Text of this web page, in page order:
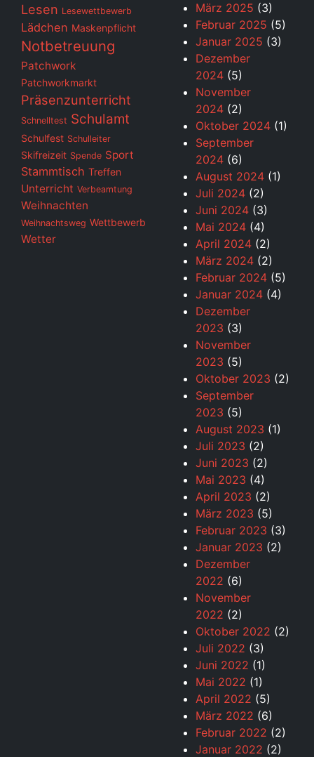
Lesen Lesewettbewerb
Lädchen Maskenpflicht
Notbetreuung
Patchwork
Patchworkmarkt
Präsenzunterricht
Schnelltest Schulamt
Schulfest Schulleiter
Skifreizeit Spende Sport
Stammtisch Treffen
Unterricht Verbeamtung
Weihnachten
Weihnachtsweg Wettbewerb
Wetter
März 2025 (3)
Februar 2025 (5)
Januar 2025 (3)
Dezember
2024 (5)
November
2024 (2)
Oktober 2024 (1)
September
2024 (6)
August 2024 (1)
Juli 2024 (2)
Juni 2024 (3)
Mai 2024 (4)
April 2024 (2)
März 2024 (2)
Februar 2024 (5)
Januar 2024 (4)
Dezember
2023 (3)
November
2023 (5)
Oktober 2023 (2)
September
2023 (5)
August 2023 (1)
Juli 2023 (2)
Juni 2023 (2)
Mai 2023 (4)
April 2023 (2)
März 2023 (5)
Februar 2023 (3)
Januar 2023 (2)
Dezember
2022 (6)
November
2022 (2)
Oktober 2022 (2)
Juli 2022 (3)
Juni 2022 (1)
Mai 2022 (1)
April 2022 (5)
März 2022 (6)
Februar 2022 (2)
Januar 2022 (2)